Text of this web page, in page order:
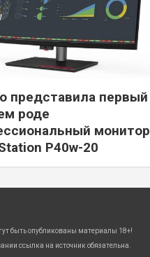
представила первый
роде
монитор
P40w-20
быть опубликованы материалы 18+!
ссылка на источник обязательна.